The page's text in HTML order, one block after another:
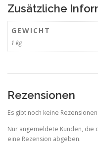
Zusätzliche
GEWICHT
1 kg
Rezensionen
Es gibt noch keine Rezensionen.
Nur angemeldete Kunden, die
eine Rezension abgeben.